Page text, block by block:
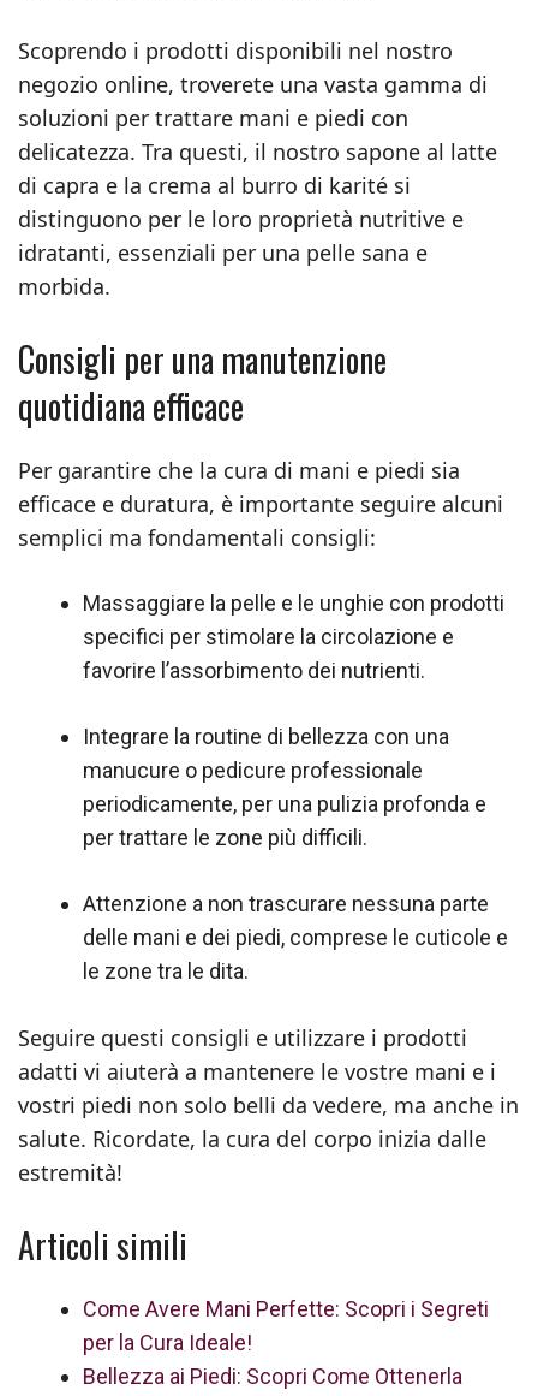
Scoprendo i prodotti disponibili nel nostro
negozio online, troverete una vasta gamma di
soluzioni per trattare mani e piedi con
delicatezza. Tra questi, il nostro sapone al latte
di capra e la crema al burro di karité si
distinguono per le loro proprietà nutritive e
idratanti, essenziali per una pelle sana e
morbida.
Consigli per una manutenzione
quotidiana efficace
Per garantire che la cura di mani e piedi sia
efficace e duratura, è importante seguire alcuni
semplici ma fondamentali consigli:
Massaggiare la pelle e le unghie con prodotti
specifici per stimolare la circolazione e
favorire l’assorbimento dei nutrienti.
Integrare la routine di bellezza con una
manucure o pedicure professionale
periodicamente, per una pulizia profonda e
per trattare le zone più difficili.
Attenzione a non trascurare nessuna parte
delle mani e dei piedi, comprese le cuticole e
le zone tra le dita.
Seguire questi consigli e utilizzare i prodotti
adatti vi aiuterà a mantenere le vostre mani e i
vostri piedi non solo belli da vedere, ma anche in
salute. Ricordate, la cura del corpo inizia dalle
estremità!
Articoli simili
Come Avere Mani Perfette: Scopri i Segreti
per la Cura Ideale!
Bellezza ai Piedi: Scopri Come Ottenerla